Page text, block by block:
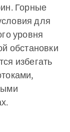
Горные
для
уровня
обстановки
избегать